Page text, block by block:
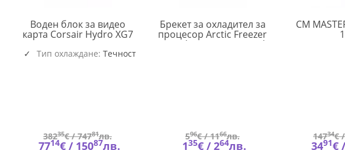
Воден блок за видео
карта Corsair Hydro XG7
RGB за RTX 2070 Series
Founders EditionCRS-
Тип охлаждане: Течност
38235€ /74781лв.
7714€ / 15087лв.
Брекет за охладител за
процесор Arctic Freezer
34 Intel LGA1700 Upgrade
596€ /1166лв.
135€ /264лв.
CM
14734€
3491€